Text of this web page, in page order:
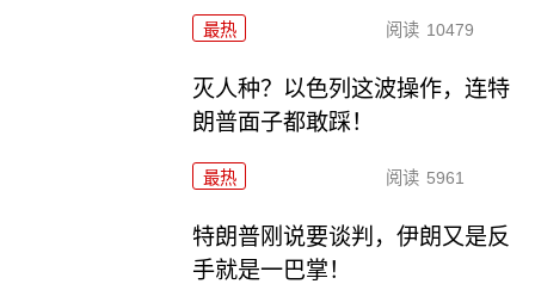
最热 阅读 10479
灭人种？以色列这波操作，连特
朗普面子都敢踩！
最热 阅读 5961
特朗普刚说要谈判，伊朗又是反
手就是一巴掌！